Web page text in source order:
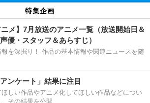
特集企画
ニメ】7月放送のアニメ一覧（放送開始日＆
優・スタッフ＆あらすじ）
を深掘り！ 作品の基本情報や関連ニュースを随
ンケート」結果に注目
しい作品やアニメ化してほしい作品などについ
その結果を公開